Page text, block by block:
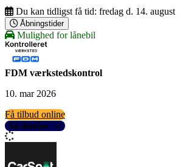
Du kan tidligst få tid: fredag d. 14. august
Åbningstider
Mulighed for lånebil
FDM værkstedskontrol
10. mar 2026
Få tilbud online
Se detaljer